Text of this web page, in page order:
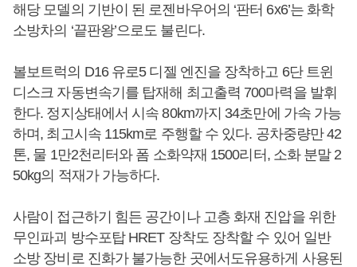
해당 모델의 기반이 된 로젠바우어의 ‘판터 6x6’는 화학
소방차의 ‘끝판왕’으로도 불린다.
볼보트럭의 D16 유로5 디젤 엔진을 장착하고 6단 트윈
디스크 자동변속기를 탑재해 최고출력 700마력을 발휘
한다. 정지상태에서 시속 80km까지 34초만에 가속 가능
하며, 최고시속 115km로 주행할 수 있다. 공차중량만 42
톤, 물 1만2천리터와 폼 소화약재 1500리터, 소화 분말 2
50kg의 적재가 가능하다.
사람이 접근하기 힘든 공간이나 고층 화재 진압을 위한
무인파괴 방수포탑 HRET 장착도 장착할 수 있어 일반
소방 장비로 진화가 불가능한 곳에서도유용하게 사용된